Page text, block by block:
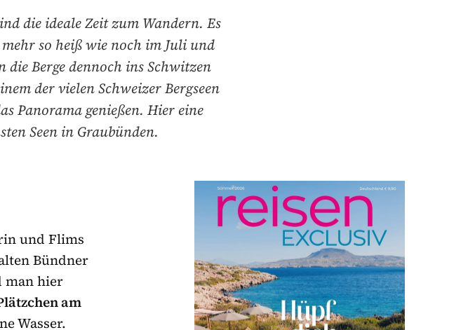
die ideale Zeit zum Wandern. Es
so heiß wie noch im Juli und
die Berge dennoch ins Schwitzen
der vielen Schweizer Bergseen
Panorama genießen. Hier eine
Seen in Graubünden.
und Flims
Bündner
man hier
am
Wasser.